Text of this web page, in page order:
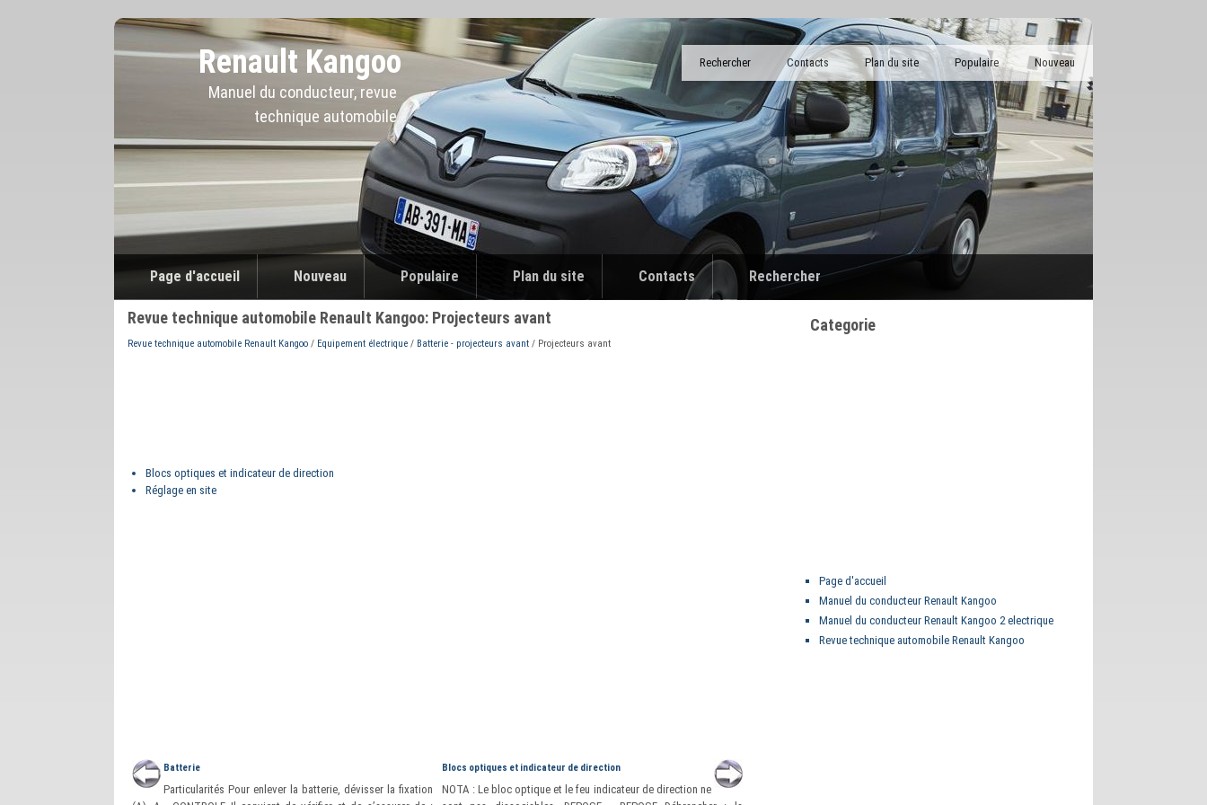
Renault Kangoo
Manuel du conducteur, revue
technique automobile
Nouveau
Populaire
Plan du site
Contacts
Rechercher
Page d'accueil Nouveau Populaire Plan du site Contacts Rechercher
Revue technique automobile Renault Kangoo: Projecteurs avant
Revue technique automobile Renault Kangoo / Equipement électrique / Batterie - projecteurs avant / Projecteurs avant
Blocs optiques et indicateur de direction
Réglage en site
Batterie
Particularités Pour enlever la batterie, dévisser la fixation
Blocs optiques et indicateur de direction
NOTA : Le bloc optique et le feu indicateur de direction ne
Categorie
Page d'accueil
Manuel du conducteur Renault Kangoo
Manuel du conducteur Renault Kangoo 2 electrique
Revue technique automobile Renault Kangoo